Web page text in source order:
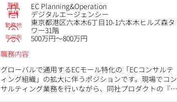
職種 EC Planning&Operation
業種 デジタルエージェンシー
勤務地
東京都港区六本木6丁目10-1六本木ヒルズ森タ
ワー31階
年収例
500万円～800万円
職務内容
グローバルで通用するECモール特化の「ECコンサルテ
ィング組織」の拡大に伴うポジションです。現場でコン
サルティング業務を行いながら、同社プロダクトの『E